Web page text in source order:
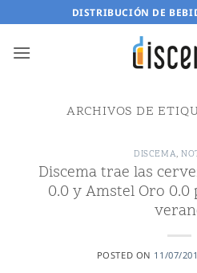
al
contenido
DISTRIBUCIÓN DE
ARCHIVOS DE
DISCEMA,
Discema trae las
0.0 y Amstel Oro
POSTED ON 11/07/